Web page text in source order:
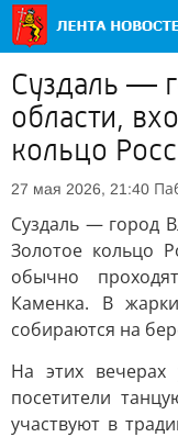
Суздаль —
области,
кольцо
27 мая 2026, 21:40
Суздаль — город
Золотое кольцо
обычно
Каменка. В
собираются на
На этих вечерах
посетители
участвуют в